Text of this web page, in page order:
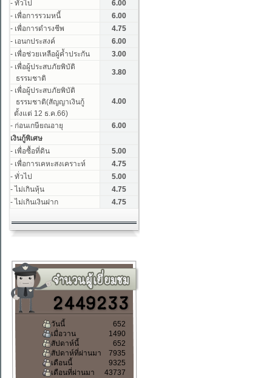
วันนี้
652
เมื่อวาน
1490
สัปดาห์นี้
652
สัปดาห์ที่ผ่านมา
7935
เดือนนี้
9325
เดือนที่ผ่านมา
43737